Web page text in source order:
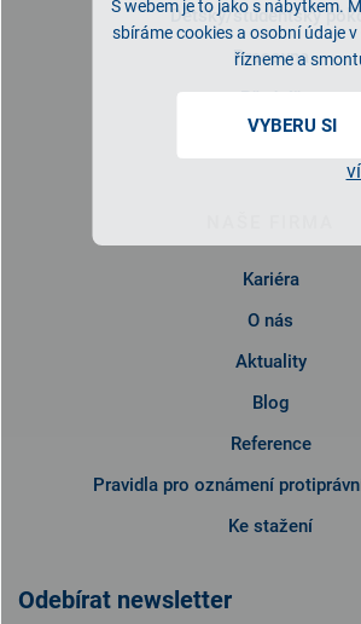
S webem je to jako s nábytkem.
sbíráme cookies a osobní údaje
řízneme a
VYBERU SI
Dětský/studentský
Pracovna
Předsíň
Kuchyně
Kariéra
O nás
Aktuality
Blog
Reference
Pravidla pro oznámení
Ke stažení
Odebírat newsletter